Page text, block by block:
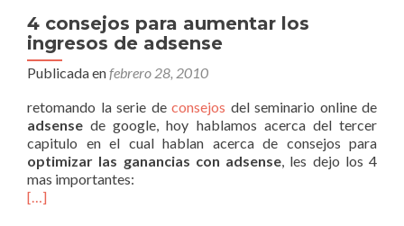
4 consejos para aumentar los
ingresos de adsense
Publicada enfebrero 28, 2010
retomando la serie de consejos del seminario online de
adsense de google, hoy hablamos acerca del tercer
capitulo en el cual hablan acerca de consejos para
optimizar las ganancias con adsense, les dejo los 4
mas importantes:
[…]